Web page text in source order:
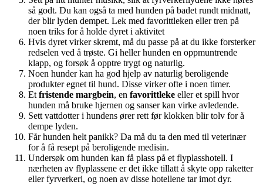
så godt. Du kan også ta med hunden på badet rundt midnatt,
der blir lyden dempet. Lek med favorittleken eller tren på
noen triks for å holde dyret i aktivitet
Hvis dyret virker skremt, må du passe på at du ikke forsterker
redselen ved å trøste. Gi heller hunden en oppmuntrende
klapp, og forsøk å opptre trygt og naturlig.
Noen hunder kan ha god hjelp av naturlig beroligende
produkter egnet til hund. Disse virker ofte i noen timer.
Et fristende margbein, en favorittleke eller et spill hvor
hunden må bruke hjernen og sanser kan virke avledende.
Sett vattdotter i hundens ører rett før klokken blir tolv for å
dempe lyden.
Får hunden helt panikk? Da må du ta den med til veterinær
for å få resept på beroligende medisin.
Undersøk om hunden kan få plass på et flyplasshotell. I
nærheten av flyplassene er det ikke tillatt å skyte opp raketter
eller fyrverkeri, og noen av disse hotellene tar imot dyr.